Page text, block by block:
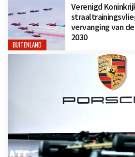
BUITENLAND
Verenigd
vervanging van
2030